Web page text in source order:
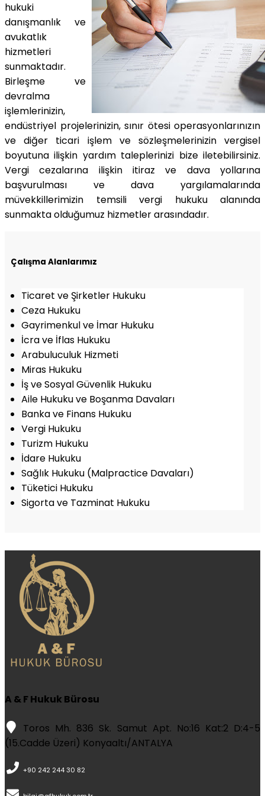
hukuki
danışmanlık ve
avukatlık
hizmetleri
sunmaktadır.
Birleşme ve
devralma
işlemlerinizin,
endüstriyel projelerinizin, sınır ötesi operasyonlarınızın
ve diğer ticari işlem ve sözleşmelerinizin vergisel
boyutuna ilişkin yardım taleplerinizi bize iletebilirsiniz.
Vergi cezalarına ilişkin itiraz ve dava yollarına
başvurulması ve dava yargılamalarında
müvekkillerimizin temsili vergi hukuku alanında
sunmakta olduğumuz hizmetler arasındadır.
Çalışma Alanlarımız
Ticaret ve Şirketler Hukuku
Ceza Hukuku
Gayrimenkul ve İmar Hukuku
İcra ve İflas Hukuku
Arabuluculuk Hizmeti
Miras Hukuku
İş ve Sosyal Güvenlik Hukuku
Aile Hukuku ve Boşanma Davaları
Banka ve Finans Hukuku
Vergi Hukuku
Turizm Hukuku
İdare Hukuku
Sağlık Hukuku (Malpractice Davaları)
Tüketici Hukuku
Sigorta ve Tazminat Hukuku
A & F Hukuk Bürosu
Toros Mh. 836 Sk. Samut Apt. No:16 Kat:2 D:4-5
(15.Cadde Üzeri) Konyaaltı/ANTALYA
+90 242 244 30 82